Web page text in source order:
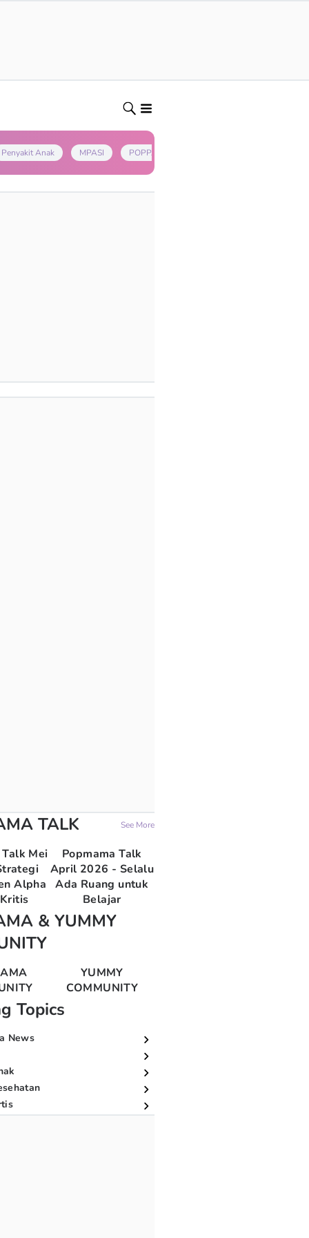
Penyakit Anak MPASI POPPAPA
TALK See More
Mei
Alpha
Popmama Talk
April 2026 - Selalu
Ada Ruang untuk
Belajar
& YUMMY
YUMMY
COMMUNITY
Topics
News